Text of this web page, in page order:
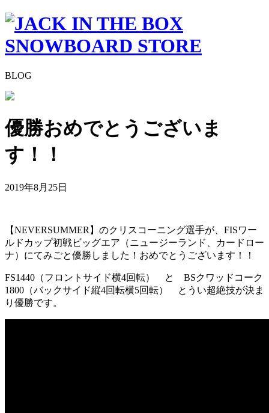
BLOG
優勝おめでとうございま
す！！
2019年8月25日
【NEVERSUMMER】のクリスコーニング選手が、FISワー
ルドカップ初戦ビッグエア（ニュージーランド、カードロー
ナ）にてみごと優勝しました！おめでとうございます！！
FS1440（フロントサイド横4回転） と BSクワッドコーク
1800（バックサイド縦4回転横5回転） とうい超絶技が決ま
り優勝です。